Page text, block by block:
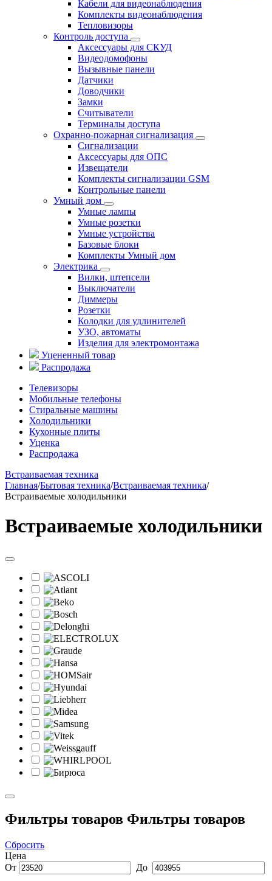
Кабели для видеонаблюдения
Комплекты видеонаблюдения
Тепловизоры
Контроль доступа
Аксессуары для СКУД
Видеодомофоны
Вызывные панели
Датчики
Доводчики
Замки
Считыватели
Терминалы доступа
Охранно-пожарная сигнализация
Сигнализации
Аксессуары для ОПС
Извещатели
Комплекты сигнализации GSM
Контрольные панели
Умный дом
Умные лампы
Умные розетки
Умные устройства
Базовые блоки
Комплекты Умный дом
Электрика
Вилки, штепсели
Выключатели
Диммеры
Розетки
Колодки для удлинителей
УЗО, автоматы
Изделия для электромонтажа
Уцененный товар
Распродажа
Телевизоры
Мобильные телефоны
Стиральные машины
Холодильники
Кухонные плиты
Уценка
Распродажа
Встраиваемая техника
Главная/Бытовая техника/Встраиваемая техника/
Встраиваемые холодильники
Встраиваемые холодильники
Фильтры товаров Фильтры товаров
Сбросить
Цена
От
До